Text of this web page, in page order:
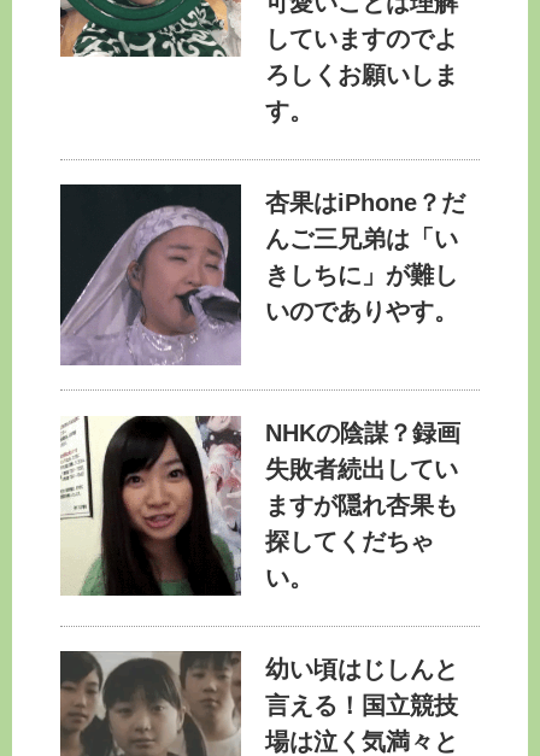
していますのでよ
ろしくお願いしま
す。
杏果はiPhone？だ
んご三兄弟は「い
きしちに」が難し
いのでありやす。
NHKの陰謀？録画
失敗者続出してい
ますが隠れ杏果も
探してくだちゃ
い。
幼い頃はじしんと
言える！国立競技
場は泣く気満々と